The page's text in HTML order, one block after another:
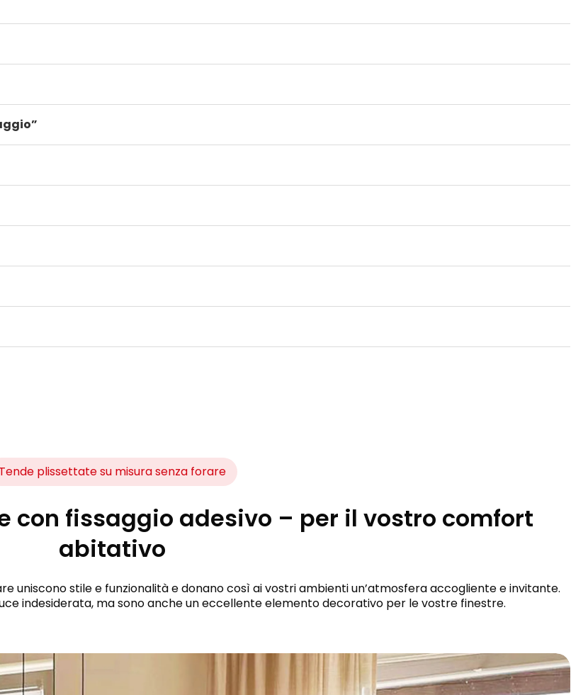
Tende plissettate su misura senza forare
con fissaggio adesivo – per il vostro comfort
abitativo
uniscono stile e funzionalità e donano così ai vostri ambienti un’atmosfera accogliente e invitante.
indesiderata, ma sono anche un eccellente elemento decorativo per le vostre finestre.